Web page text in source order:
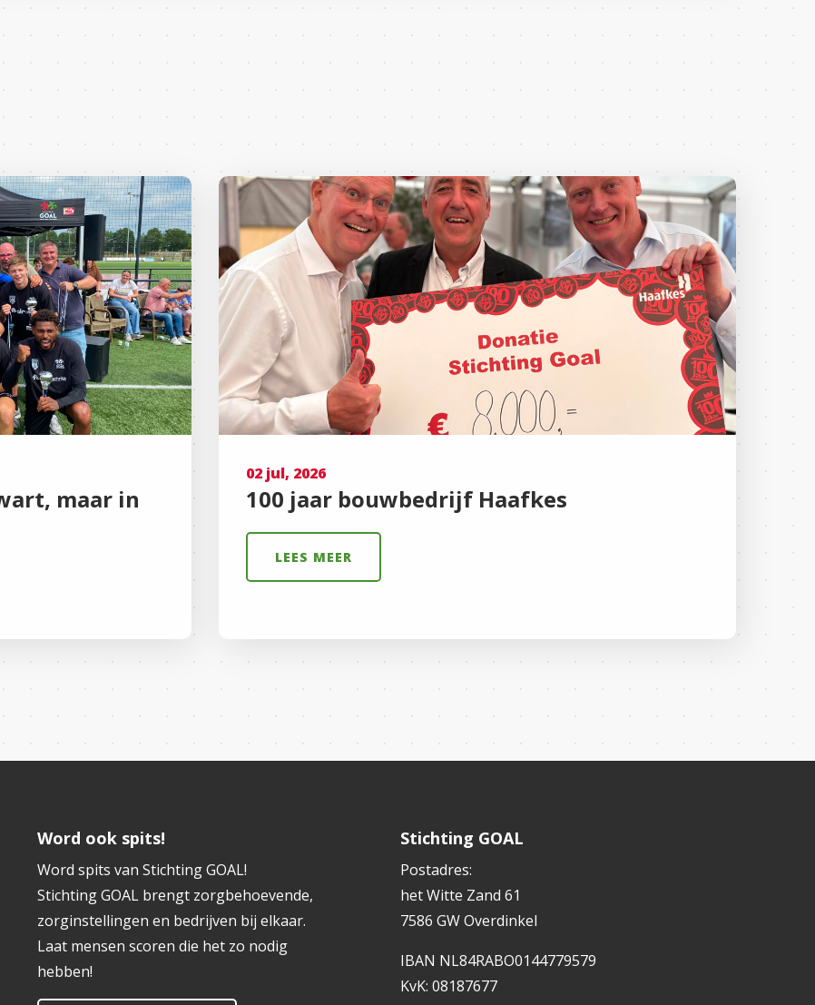
maar in
02 jul, 2026
100 jaar bouwbedrijf Haafkes
LEES MEER
Word ook spits!
Word spits van Stichting GOAL!
Stichting GOAL brengt zorgbehoevende,
zorginstellingen en bedrijven bij elkaar.
Laat mensen scoren die het zo nodig
hebben!
Stichting GOAL
Postadres:
het Witte Zand 61
7586 GW Overdinkel
IBAN NL84RABO0144779579
KvK: 08187677